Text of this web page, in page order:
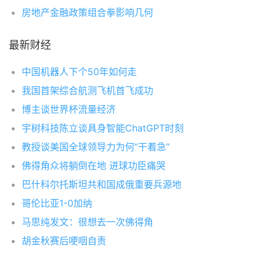
房地产金融政策组合拳影响几何
最新财经
中国机器人下个50年如何走
我国首架综合航测飞机首飞成功
博主谈世界杯流量经济
宇树科技陈立谈具身智能ChatGPT时刻
教授谈美国全球领导力为何“干着急”
佛得角众将躺倒在地 进球功臣痛哭
巴什科尔托斯坦共和国成俄重要兵源地
哥伦比亚1-0加纳
马思纯发文：很想去一次佛得角
胡金秋赛后哽咽自责